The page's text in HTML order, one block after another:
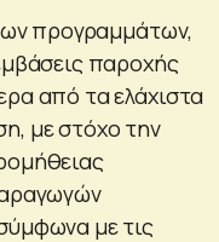
προγραμμάτων,
παροχής
από τα ελάχιστα
με στόχο την
με τις